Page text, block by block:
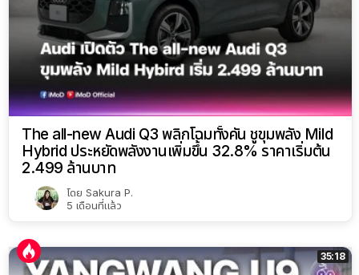
The all-new Audi Q3 พลิกโฉมทั้งคัน ชูขุมพลัง Mild
Hybrid ประหยัดพลังงานเพิ่มขึ้น 32.8% ราคาเริ่มต้น
2.499 ล้านบาท
โดย Sakura P.
5 เดือนที่แล้ว
35:18